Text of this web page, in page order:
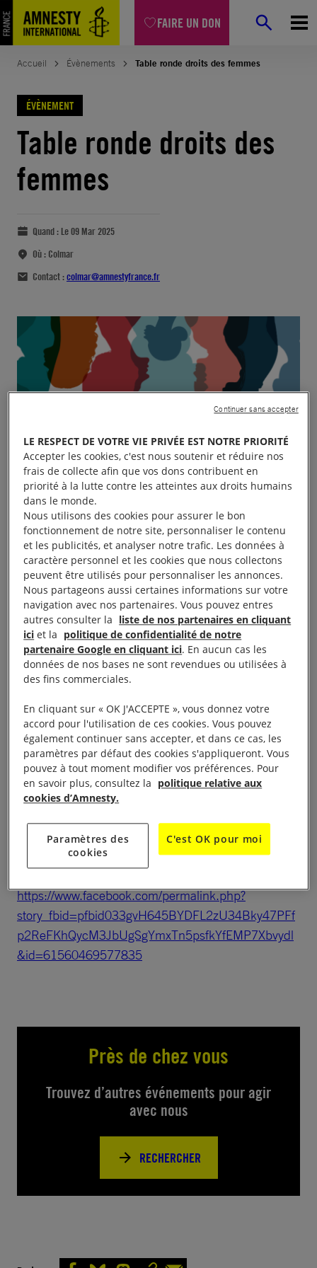
FAIRE UN DON
Accueil Évènements Table ronde droits des femmes
ÉVÈNEMENT
Table ronde droits des
femmes
Quand : Le 09 Mar 2025
Où : Colmar
Contact :colmar@amnestyfrance.fr
Table-ronde droits des femmes de 16h15 à 18h15 à
Le Lézard,
En présence d’autres associations féministes,
Amnesty International présentera la campagne
Femmes, soulignant les obstacles rencontrés par les
femmes marginalisées victimes de violences
sexuelles et sexistes pour accéder à la justice en
attitudes discriminatoires des institutions. Pour agir,
Amnesty propose d’envoyer un courrier au Premier
https://www.facebook.com/permalink.php?
story_fbid=pfbid033gvH645BYDFL2zU34Bky47PFf
p2ReFKhQycM3JbUgSgYmxTn5psfkYfEMP7Xbvydl
&id=61560469577835
Près de chez vous
Trouvez d’autres événements pour agir
avec nous
RECHERCHER
LE RESPECT DE VOTRE VIE PRIVÉE EST NOTRE PRIORITÉ
Accepter les cookies, c'est nous soutenir et réduire nos
frais de collecte afin que vos dons contribuent en
priorité à la lutte contre les atteintes aux droits humains
dans le monde.
Nous utilisons des cookies pour assurer le bon
fonctionnement de notre site, personnaliser le contenu
et les publicités, et analyser notre trafic. Les données à
caractère personnel et les cookies que nous collectons
peuvent être utilisés pour personnaliser les annonces.
Nous partageons aussi certaines informations sur votre
navigation avec nos partenaires. Vous pouvez entres
autres consulter la liste de nos partenaires en cliquant
ici et la politique de confidentialité de notre
partenaire Google en cliquant ici. En aucun cas les
données de nos bases ne sont revendues ou utilisées à
des fins commerciales.
En cliquant sur « OK J'ACCEPTE », vous donnez votre
accord pour l'utilisation de ces cookies. Vous pouvez
également continuer sans accepter, et dans ce cas, les
paramètres par défaut des cookies s'appliqueront. Vous
pouvez à tout moment modifier vos préférences. Pour
en savoir plus, consultez la politique relative aux
cookies d’Amnesty.
Paramètres des
cookies
C'est OK pour moi
Continuer sans accepter